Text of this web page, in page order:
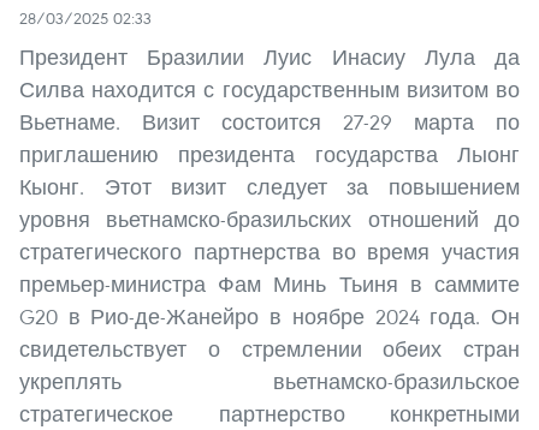
28/03/2025 02:33
Президент Бразилии Луис Инасиу Лула да
Силва находится с государственным визитом во
Вьетнаме. Визит состоится 27-29 марта по
приглашению президента государства Лыонг
Кыонг. Этот визит следует за повышением
уровня вьетнамско-бразильских отношений до
стратегического партнерства во время участия
премьер-министра Фам Минь Тьиня в саммите
G20 в Рио-де-Жанейро в ноябре 2024 года. Он
свидетельствует о стремлении обеих стран
укреплять вьетнамско-бразильское
стратегическое партнерство конкретными